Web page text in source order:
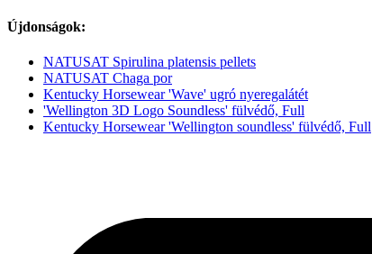
Újdonságok:
NATUSAT Spirulina platensis pellets
NATUSAT Chaga por
Kentucky Horsewear 'Wave' ugró nyeregalátét
'Wellington 3D Logo Soundless' fülvédő, Full
Kentucky Horsewear 'Wellington soundless' fülvédő, Full